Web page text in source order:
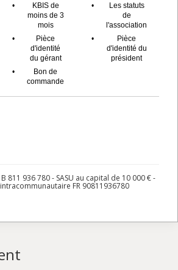
•
KBIS de
moins de 3
mois
•
Pièce
d'identité
du gérant
•
Bon de
commande
•
Les statuts
de
l'association
•
Pièce
d'identité du
président
B 811 936 780 - SASU au capital de 10 000 € -
FR 90811936780